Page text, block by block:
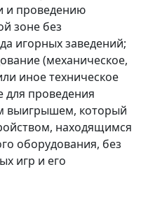
и проведению
зоне без
игорных заведений;
(механическое,
иное техническое
для проведения
выигрышем, который
находящимся
оборудования, без
игр и его